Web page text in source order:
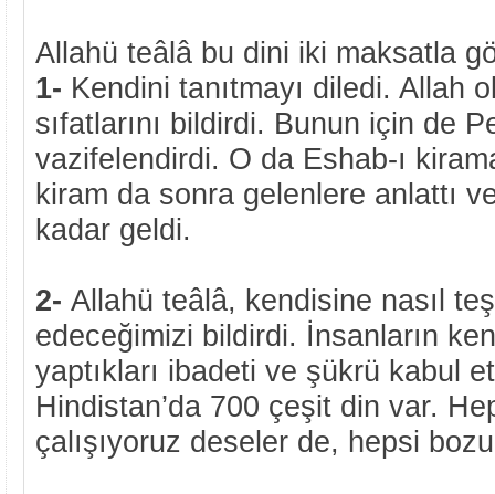
Allahü teâlâ bu dini iki maksatla
1- Kendini tanıtmayı diledi. Allah
sıfatlarını bildirdi. Bunun için de
vazifelendirdi. O da Eshab-ı
kiram da sonra gelenlere anlattı
kadar geldi.
2- Allahü teâlâ, kendisine nasıl
edeceğimizi bildirdi. İnsanların
yaptıkları ibadeti ve şükrü kabul
Hindistan’da 700 çeşit din var.
çalışıyoruz deseler de, hepsi